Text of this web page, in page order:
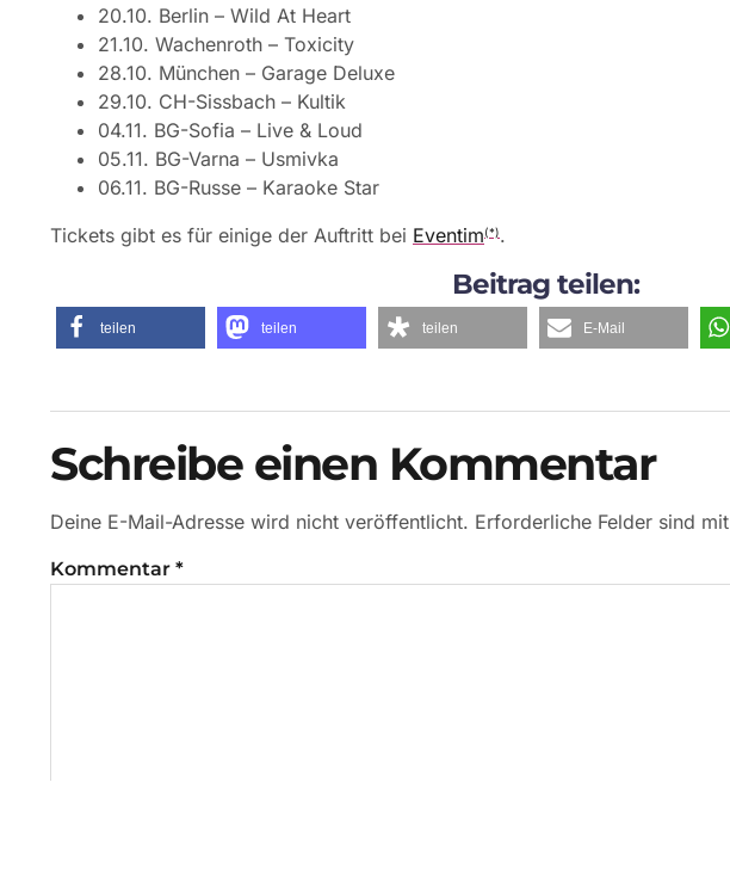
20.10. Berlin – Wild At Heart
21.10. Wachenroth – Toxicity
28.10. München – Garage Deluxe
29.10. CH-Sissbach – Kultik
04.11. BG-Sofia – Live & Loud
05.11. BG-Varna – Usmivka
06.11. BG-Russe – Karaoke Star
Tickets gibt es für einige der Auftritt bei Eventim(*).
Beitrag teilen:
teilen teilen teilen E-Mail
Schreibe einen Kommentar
Deine E-Mail-Adresse wird nicht veröffentlicht. Erforderliche Felder sind mit
Kommentar *